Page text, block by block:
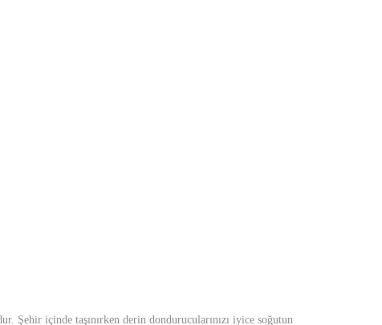
Şehir içinde taşınırken derin dondurucularınızı iyice soğutun